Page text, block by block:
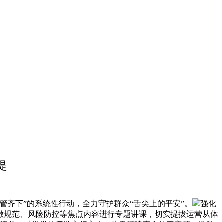
下”的系统性行动，全力守护群众“舌尖上的平安”。
强化
范、风险防控等焦点内容进行专题讲课，切实提拔运营从体